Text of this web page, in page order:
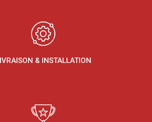
& INSTALLATION